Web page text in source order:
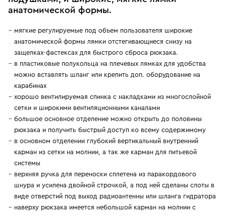
анатомической формы.
мягкие регулируемые под объем пользователя широкие
анатомической формы лямки отстегивающиеся снизу на
защелках-фастексах для быстрого сброса рюкзака.
в пластиковые полукольца на плечевых лямках для удобства
можно вставлять шланг или крепить доп. оборудование на
карабинах
хорошо вентилируемая спинка с накладками из многослойной
сетки и широкими вентиляционными каналами
большое основное отделение можно открыть до половины
рюкзака и получить быстрый доступ ко всему содержимому
в основном отделении глубокий вертикальный внутренний
карман из сетки на молнии, а так же карман для питьевой
системы
верхняя ручка для переноски сплетена из паракордового
шнура и усилена двойной строчкой, а под ней сделаны слоты в
виде отверстий под выход радиоантенны или шланга гидратора
наверху рюкзака имеется небольшой карман на молнии с